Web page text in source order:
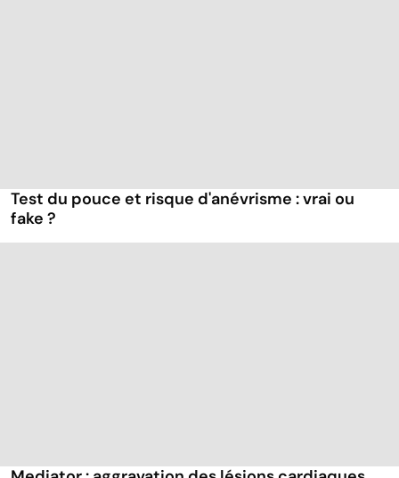
Test du pouce et risque d'anévrisme : vrai ou
fake ?